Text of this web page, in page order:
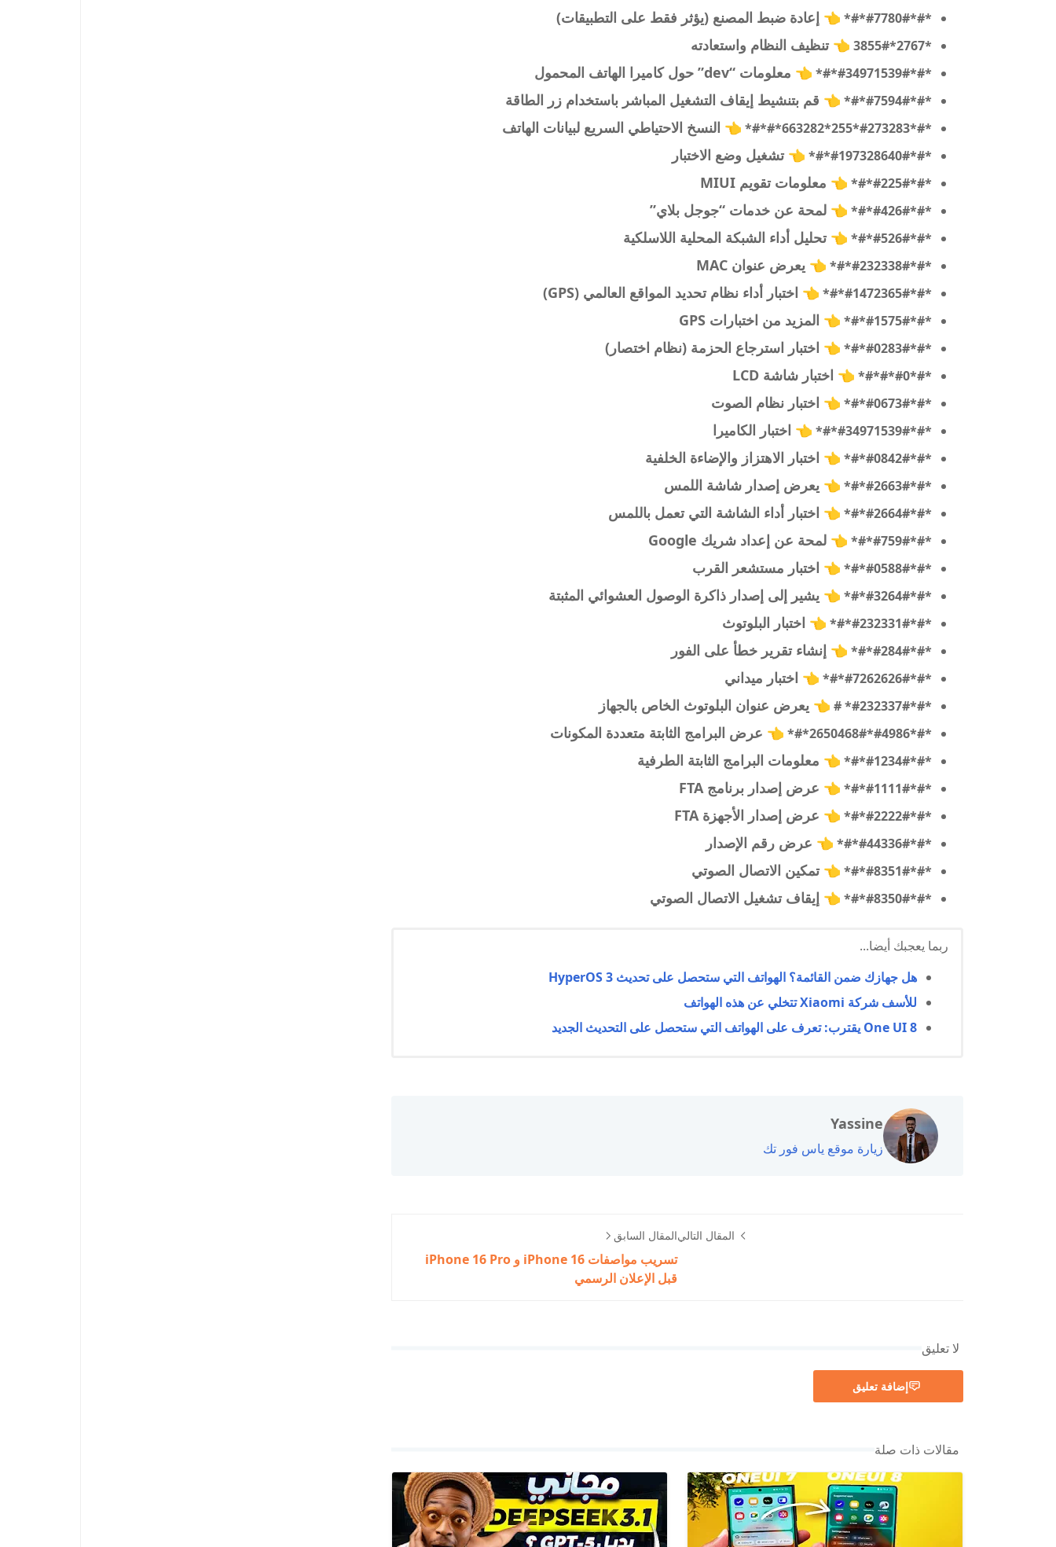
*#*#7780#*#*
👈 إعادة ضبط المصنع (يؤثر فقط على التطبيقات)
*2767*3855#
👈 تنظيف النظام واستعادته
*#*#34971539#*#*
👈 معلومات “dev” حول كاميرا الهاتف المحمول
*#*#7594#*#*
👈 قم بتنشيط إيقاف التشغيل المباشر باستخدام زر الطاقة
*#*#273283*255*663282*#*#*
👈 النسخ الاحتياطي السريع لبيانات الهاتف
*#*#197328640#*#*
👈 تشغيل وضع الاختبار
*#*#225#*#*
👈 معلومات تقويم MIUI
*#*#426#*#*
👈 لمحة عن خدمات “جوجل بلاي”
*#*#526#*#*
👈 تحليل أداء الشبكة المحلية اللاسلكية
*#*#232338#*#*
👈 يعرض عنوان MAC
*#*#1472365#*#*
👈 اختبار أداء نظام تحديد المواقع العالمي (GPS)
*#*#1575#*#*
👈 المزيد من اختبارات GPS
*#*#0283#*#*
👈 اختبار استرجاع الحزمة (نظام اختصار)
*#*#0*#*#*
👈 اختبار شاشة LCD
*#*#0673#*#*
👈 اختبار نظام الصوت
*#*#34971539#*#*
👈 اختبار الكاميرا
*#*#0842#*#*
👈 اختبار الاهتزاز والإضاءة الخلفية
*#*#2663#*#*
👈 يعرض إصدار شاشة اللمس
*#*#2664#*#*
👈 اختبار أداء الشاشة التي تعمل باللمس
*#*#759#*#*
👈 لمحة عن إعداد شريك Google
*#*#0588#*#*
👈 اختبار مستشعر القرب
*#*#3264#*#*
👈 يشير إلى إصدار ذاكرة الوصول العشوائي المثبتة
*#*#232331#*#*
👈 اختبار البلوتوث
*#*#284#*#*
👈 إنشاء تقرير خطأ على الفور
*#*#7262626#*#*
👈 اختبار ميداني
*#*#232337#* #
👈 يعرض عنوان البلوتوث الخاص بالجهاز
*#*#4986*2650468#*#*
👈 عرض البرامج الثابتة متعددة المكونات
*#*#1234#*#*
👈 معلومات البرامج الثابتة الطرفية
*#*#1111#*#*
👈 عرض إصدار برنامج FTA
*#*#2222#*#*
👈 عرض إصدار الأجهزة FTA
*#*#44336#*#*
👈 عرض رقم الإصدار
*#*#8351#*#*
👈 تمكين الاتصال الصوتي
*#*#8350#*#*
👈 إيقاف تشغيل الاتصال الصوتي
ربما يعجبك أيضا...
هل جهازك ضمن القائمة؟ الهواتف التي ستحصل على تحديث HyperOS 3
للأسف شركة Xiaomi تتخلي عن هذه الهواتف
One UI 8 يقترب: تعرف على الهواتف التي ستحصل على التحديث الجديد
Yassine
زيارة موقع ياس فور تك
المقال التاليالمقال السابق
تسريب مواصفات iPhone 16 و iPhone 16 Pro
قبل الإعلان الرسمي
لا تعليق
إضافة تعليق
مقالات ذات صلة